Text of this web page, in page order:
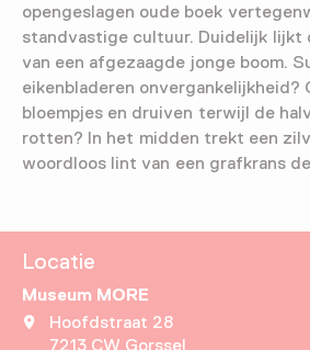
opengeslagen oude boek
standvastige cultuur. Duidelijk lijkt
van een afgezaagde jonge boom.
eikenbladeren onvergankelijkheid?
bloempjes en druiven terwijl de
rotten? In het midden trekt een
woordloos lint van een grafkrans
Locatie
Museum MORE
Hoofdstraat 28
7213 CW Gorssel